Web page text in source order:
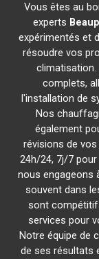
Vous êtes au
experts
expérimentés et
résoudre vos
complets,
l'installation de
Nos
également
révisions de
24h/24, 7j/7
nous engageons
souvent dans
sont
services pour
Notre équipe de
de ses résultats